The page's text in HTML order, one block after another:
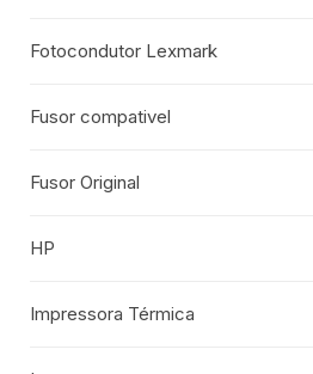
Fotocondutor Lexmark
Fusor compativel
Fusor Original
HP
Impressora Térmica